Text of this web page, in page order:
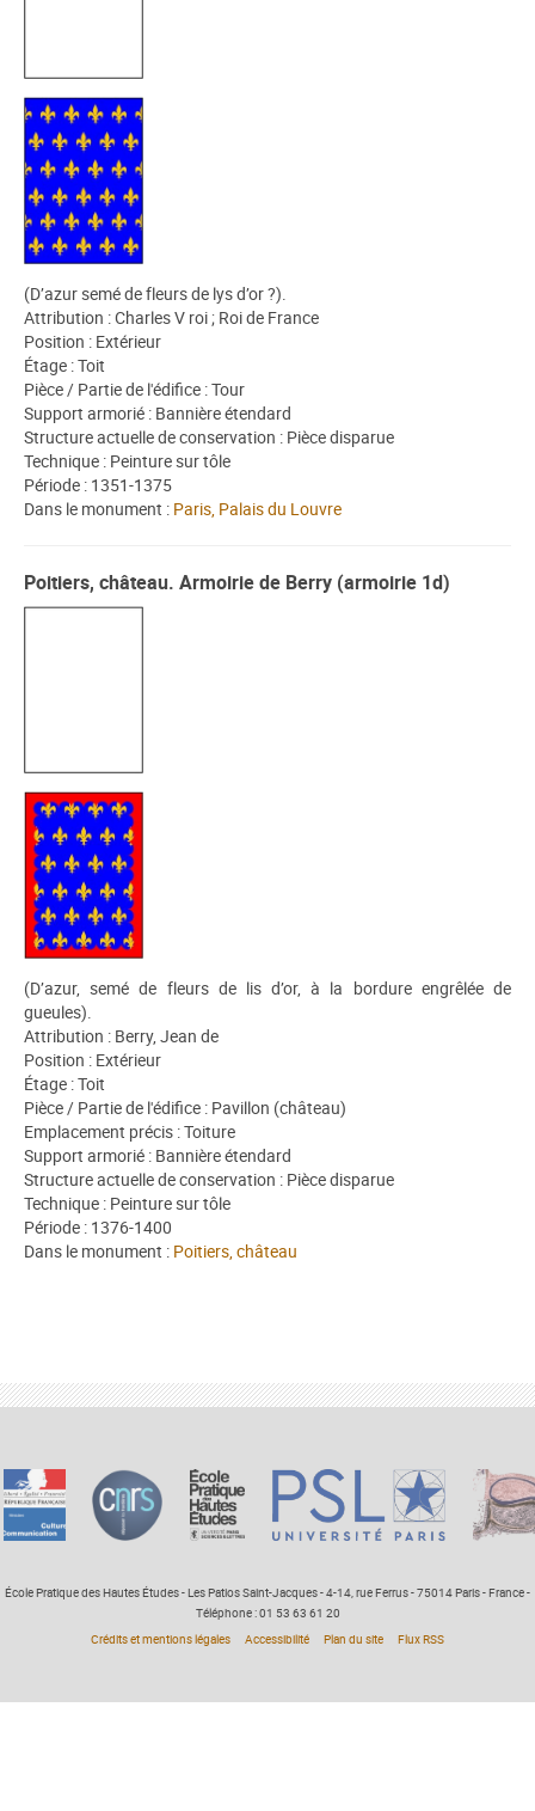
(D’azur semé de fleurs de lys d’or ?).
Attribution : Charles V roi ; Roi de France
Position : Extérieur
Étage : Toit
Pièce / Partie de l'édifice : Tour
Support armorié : Bannière étendard
Structure actuelle de conservation : Pièce disparue
Technique : Peinture sur tôle
Période : 1351-1375
Dans le monument : Paris, Palais du Louvre
Poitiers, château. Armoirie de Berry (armoirie 1d)
(D’azur, semé de fleurs de lis d’or, à la bordure engrêlée de
gueules).
Attribution : Berry, Jean de
Position : Extérieur
Étage : Toit
Pièce / Partie de l'édifice : Pavillon (château)
Emplacement précis : Toiture
Support armorié : Bannière étendard
Structure actuelle de conservation : Pièce disparue
Technique : Peinture sur tôle
Période : 1376-1400
Dans le monument : Poitiers, château
École Pratique des Hautes Études - Les Patios Saint-Jacques - 4-14, rue Ferrus - 75014 Paris - France -
Téléphone : 01 53 63 61 20
Crédits et mentions légales
Accessibilité Plan du site Flux RSS